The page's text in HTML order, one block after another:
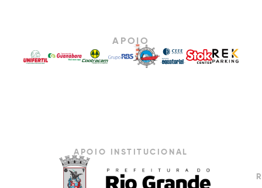
APOIO
APOIO INSTITUCIONAL